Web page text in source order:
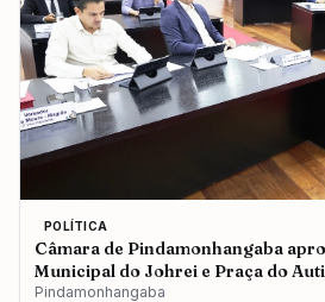
POLÍTICA
Câmara de Pindamonhangaba
Municipal do Johrei e Praça do
Pindamonhangaba